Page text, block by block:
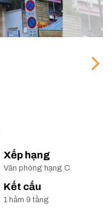
Xếp hạng
Văn phòng hạng C
Kết cấu
1 hầm 9 tầng